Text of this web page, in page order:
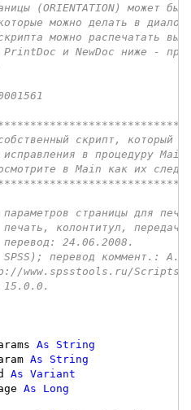
(ORIENTATION) может
можно делать в
можно распечатать
и NewDoc ниже -
скрипт, который
в процедуру
в Main как их
страницы для
колонтитул,
24.06.2008.
перевод коммент.: А.
www.spsstools.ru/
15.0.0.
As
String
As
String
As Variant
As Long